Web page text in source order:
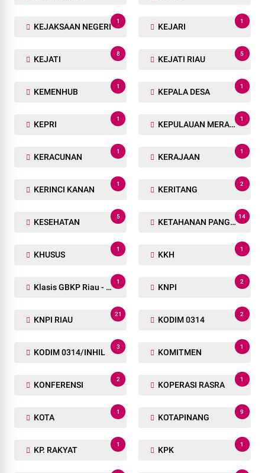
KEJAKSAAN NEGERI
1
KEJARI
1
KEJATI
8
KEJATI RIAU
5
KEMENHUB
1
KEPALA DESA
1
KEPRI
1
KEPULAUAN MERANTI
1
KERACUNAN
1
KERAJAAN
1
KERINCI KANAN
1
KERITANG
2
KESEHATAN
5
KETAHANAN PANGAN
14
KHUSUS
1
KKH
1
Klasis GBKP Riau - Sumbar.
1
KNPI
2
KNPI RIAU
21
KODIM 0314
2
KODIM 0314/INHIL
3
KOMITMEN
1
KONFERENSI
2
KOPERASI RASRA
1
KOTA
1
KOTAPINANG
9
KP. RAKYAT
1
KPK
1